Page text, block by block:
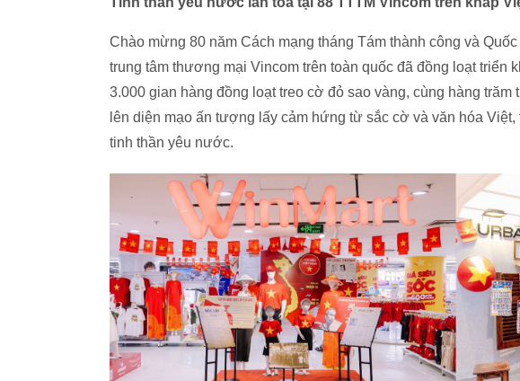
Chào mừng 80 năm Cách mạng tháng Tám thành công và
trung tâm thương mại Vincom trên toàn quốc đã đồng loạt triển
3.000 gian hàng đồng loạt treo cờ đỏ sao vàng, cùng hàng
lên diện mạo ấn tượng lấy cảm hứng từ sắc cờ và văn hóa
tinh thần yêu nước.